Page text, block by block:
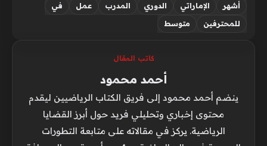
أشهر الإماراتي الدوري المدرب عمل
في
للمحترفين
متوسط
كاتب المقال
أحمد محمود
ينضم أحمد محمود إلى فريق الكتاب الرياضيين ليقدم
محتوى إخباري وتحليلي فريد حول أبرز القضايا
الرياضية. يركز في مقالاته على متابعة التطورات